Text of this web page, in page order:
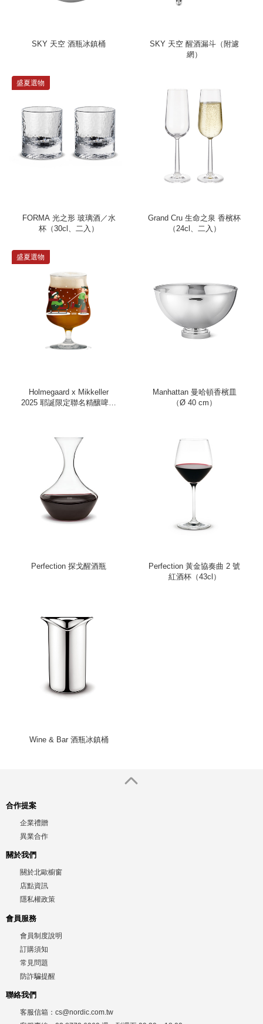
SKY 天空 酒瓶冰鎮桶
SKY 天空 醒酒漏斗（附濾
網）
盛夏選物
FORMA 光之形 玻璃酒／水
杯（30cl、二入）
Grand Cru 生命之泉 香檳杯
（24cl、二入）
盛夏選物
Holmegaard x Mikkeller
2025 耶誕限定聯名精釀啤酒
Manhattan 曼哈頓香檳皿
（Ø 40 cm）
Perfection 探戈醒酒瓶
Perfection 黃金協奏曲 2 號
紅酒杯（43cl）
Wine & Bar 酒瓶冰鎮桶
合作提案
企業禮贈
異業合作
關於我們
關於北歐櫥窗
店點資訊
隱私權政策
會員服務
會員制度說明
訂購須知
常見問題
防詐騙提醒
聯絡我們
客服信箱： cs@nordic.com.tw